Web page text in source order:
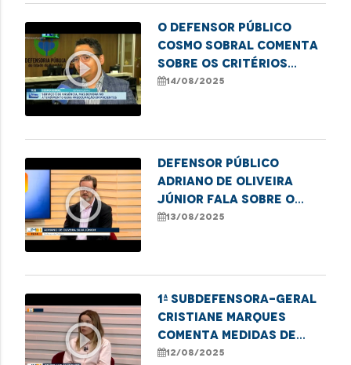
play_circle_outline
O defensor público
Cosmo Sobral comenta
sobre os critérios
levados em
14/08/2025
play_circle_outline
Defensor Público
Adriano de Oliveira
Júnior fala sobre o
mútirão Meu Pai, Meu
13/08/2025
play_circle_outline
1ª Subdefensora-geral
Cristiane Marques
comenta medidas de
enfrentamento à
12/08/2025